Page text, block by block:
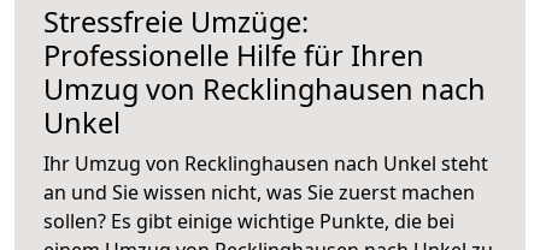
Stressfreie Umzüge:
Professionelle Hilfe für Ihren
Umzug von Recklinghausen nach
Unkel
Ihr Umzug von Recklinghausen nach Unkel steht
an und Sie wissen nicht, was Sie zuerst machen
sollen? Es gibt einige wichtige Punkte, die bei